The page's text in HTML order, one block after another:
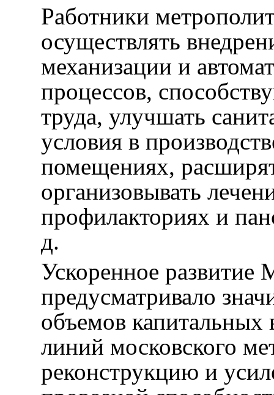
Работники
осуществлять
механизации и
процессов,
труда, улучшать
условия в
помещениях,
организовывать
профилакториях и
д.
Ускоренное развитие
предусматривало
объемов капитальных
линий московского
реконструкцию и